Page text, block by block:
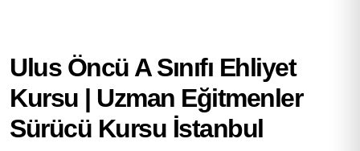
Ulus Öncü A Sınıfı Ehliyet
Kursu | Uzman Eğitmenler
Sürücü Kursu İstanbul